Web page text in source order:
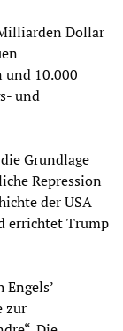
Dollar
und 10.000
und
Grundlage
Repression
der USA
errichtet Trump
zur